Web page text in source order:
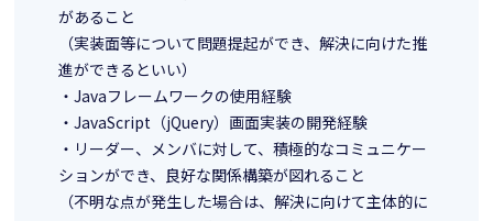
があること
（実装面等について問題提起ができ、解決に向けた推
進ができるといい）
・Javaフレームワークの使用経験
・JavaScript（jQuery）画面実装の開発経験
・リーダー、メンバに対して、積極的なコミュニケー
ションができ、良好な関係構築が図れること
（不明な点が発生した場合は、解決に向けて主体的に